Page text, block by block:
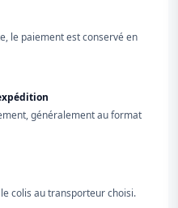
le paiement est conservé en
généralement au format
colis au transporteur choisi.